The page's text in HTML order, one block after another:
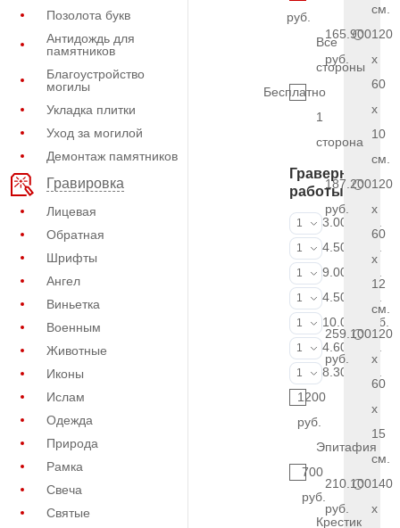
Позолота букв
Антидождь для
памятников
Благоустройство
могилы
Укладка плитки
Уход за могилой
Демонтаж памятников
Гравировка
Лицевая
Обратная
Шрифты
Ангел
Виньетка
Военным
Животные
Иконы
Ислам
Одежда
Природа
Рамка
Свеча
Святые
руб.
Все
стороны
Бесплатно
1
сторона
Граверные
работы
ФИО и даты
1
3.000 руб.
ФИО и даты
1
4.500 руб.
ФИО и даты
1
9.000 руб.
Портрет
1
4.500 руб.
Портрет
1
10.000 руб.
Фотокерамика
1
4.600 руб.
Фото на
1
8.300 руб.
1200
руб.
Эпитафия
700
руб.
Крестик
см.
165.900
руб.
120
x
60
x
10
см.
187.200
руб.
120
x
60
x
12
см.
259.100
руб.
120
x
60
x
15
см.
210.100
руб.
140
x